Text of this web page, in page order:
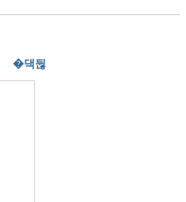
�댁뒪